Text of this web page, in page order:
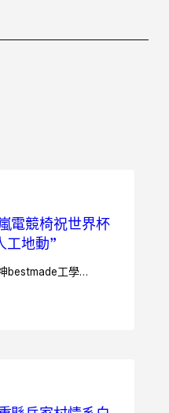
電競椅祝世界杯
工地動”
bestmade工學…